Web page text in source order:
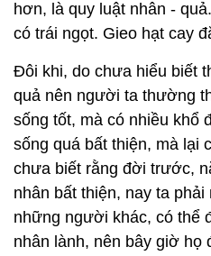
hơn, là quy luật nhân -
có trái ngọt. Gieo hạt cay
Đôi khi, do chưa hiểu biết
quả nên người ta thường
sống tốt, mà có nhiều khổ
sống quá bất thiện, mà lại
chưa biết rằng đời trước,
nhân bất thiện, nay ta
những người khác, có thể
nhân lành, nên bây giờ